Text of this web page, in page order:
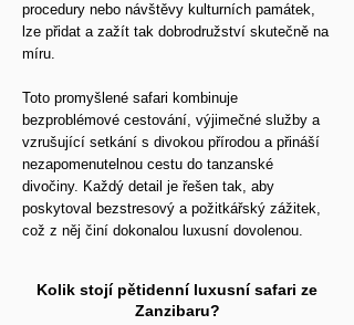
procedury nebo návštěvy kulturních památek,
lze přidat a zažít tak dobrodružství skutečně na
míru.
Toto promyšlené safari kombinuje
bezproblémové cestování, výjimečné služby a
vzrušující setkání s divokou přírodou a přináší
nezapomenutelnou cestu do tanzanské
divočiny. Každý detail je řešen tak, aby
poskytoval bezstresový a požitkářský zážitek,
což z něj činí dokonalou luxusní dovolenou.
Kolik stojí pětidenní luxusní safari ze
Zanzibaru?